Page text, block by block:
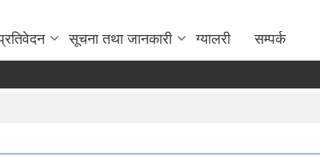
सूचना तथा जानकारी ग्यालरी सम्पर्क